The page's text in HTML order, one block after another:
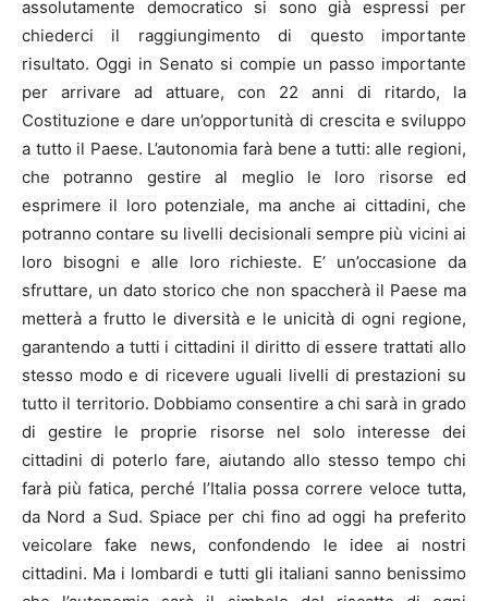
assolutamente democratico si sono già espressi per
chiederci il raggiungimento di questo importante
risultato. Oggi in Senato si compie un passo importante
per arrivare ad attuare, con 22 anni di ritardo, la
Costituzione e dare un’opportunità di crescita e sviluppo
a tutto il Paese. L’autonomia farà bene a tutti: alle regioni,
che potranno gestire al meglio le loro risorse ed
esprimere il loro potenziale, ma anche ai cittadini, che
potranno contare su livelli decisionali sempre più vicini ai
loro bisogni e alle loro richieste. E’ un’occasione da
sfruttare, un dato storico che non spaccherà il Paese ma
metterà a frutto le diversità e le unicità di ogni regione,
garantendo a tutti i cittadini il diritto di essere trattati allo
stesso modo e di ricevere uguali livelli di prestazioni su
tutto il territorio. Dobbiamo consentire a chi sarà in grado
di gestire le proprie risorse nel solo interesse dei
cittadini di poterlo fare, aiutando allo stesso tempo chi
farà più fatica, perché l’Italia possa correre veloce tutta,
da Nord a Sud. Spiace per chi fino ad oggi ha preferito
veicolare fake news, confondendo le idee ai nostri
cittadini. Ma i lombardi e tutti gli italiani sanno benissimo